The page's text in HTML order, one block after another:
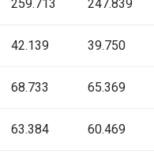
259.713 247.839
42.139 39.750
68.733 65.369
63.384 60.469